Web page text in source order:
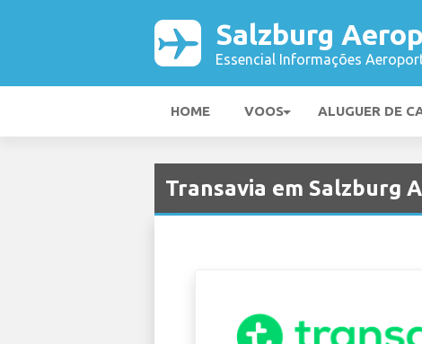
Salzburg
Essencial Informações
HOME VOOS ALUGUER DE
Transavia em Salzburg